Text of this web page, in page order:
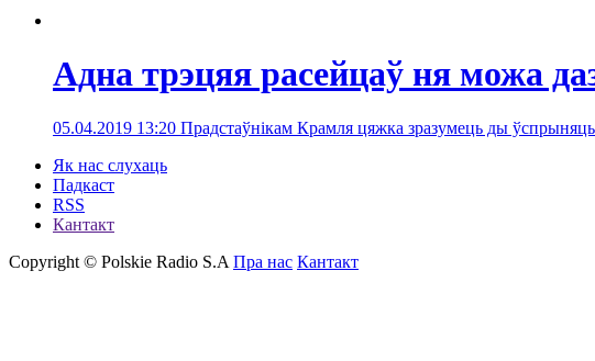
Адна трэцяя расейцаў ня можа
05.04.2019 13:20 Прадстаўнікам Крамля цяжка зразумець ды ўспрыняць
Як нас слухаць
Падкаст
RSS
Кантакт
Copyright © Polskie Radio S.A Пра нас Кантакт